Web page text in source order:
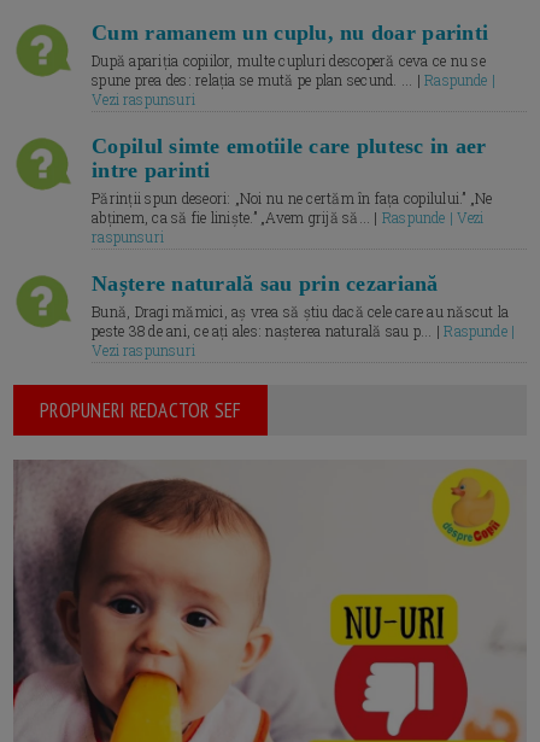
Cum ramanem un cuplu, nu doar parinti
După apariția copiilor, multe cupluri descoperă ceva ce nu se
spune prea des: relația se mută pe plan secund. ... |Raspunde |
Vezi raspunsuri
Copilul simte emotiile care plutesc in aer
intre parinti
Părinții spun deseori: „Noi nu ne certăm în fața copilului.” „Ne
abținem, ca să fie liniște.” „Avem grijă să... | Raspunde | Vezi
raspunsuri
Naștere naturală sau prin cezariană
Bună, Dragi mămici, aș vrea să știu dacă cele care au născut la
peste 38 de ani, ce ați ales: nașterea naturală sau p... |Raspunde |
Vezi raspunsuri
PROPUNERI REDACTOR SEF